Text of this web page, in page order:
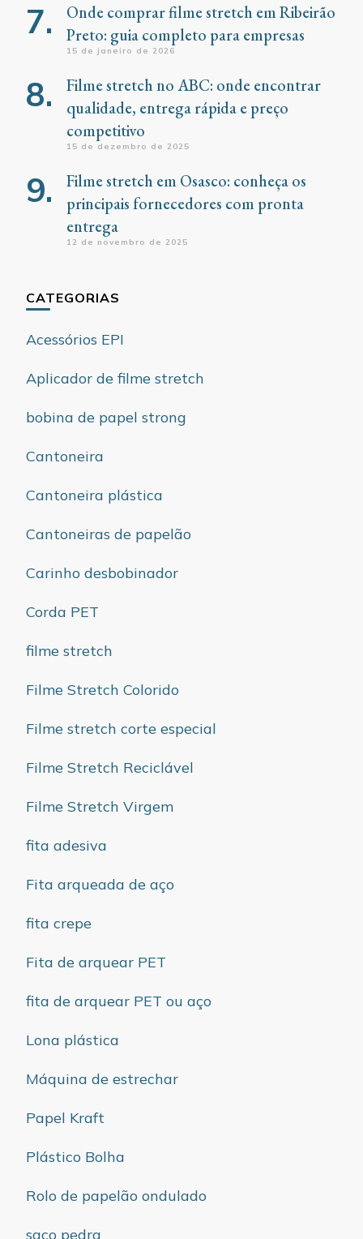
Onde comprar filme stretch em Ribeirão
Preto: guia completo para empresas
15 de janeiro de 2026
Filme stretch no ABC: onde encontrar
qualidade, entrega rápida e preço
competitivo
15 de dezembro de 2025
Filme stretch em Osasco: conheça os
principais fornecedores com pronta
entrega
12 de novembro de 2025
CATEGORIAS
Acessórios EPI
Aplicador de filme stretch
bobina de papel strong
Cantoneira
Cantoneira plástica
Cantoneiras de papelão
Carinho desbobinador
Corda PET
filme stretch
Filme Stretch Colorido
Filme stretch corte especial
Filme Stretch Reciclável
Filme Stretch Virgem
fita adesiva
Fita arqueada de aço
fita crepe
Fita de arquear PET
fita de arquear PET ou aço
Lona plástica
Máquina de estrechar
Papel Kraft
Plástico Bolha
Rolo de papelão ondulado
saco pedra